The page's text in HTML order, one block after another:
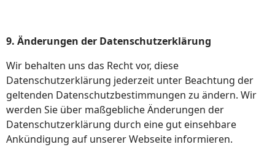
9. Änderungen der Datenschutzerklärung
Wir behalten uns das Recht vor, diese
Datenschutzerklärung jederzeit unter Beachtung der
geltenden Datenschutzbestimmungen zu ändern. Wir
werden Sie über maßgebliche Änderungen der
Datenschutzerklärung durch eine gut einsehbare
Ankündigung auf unserer Webseite informieren.